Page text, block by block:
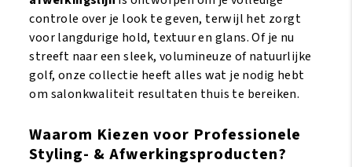
controle over je look te geven, terwijl het zorgt
voor langdurige hold, textuur en glans. Of je nu
streeft naar een sleek, volumineuze of natuurlijke
golf, onze collectie heeft alles wat je nodig hebt
om salonkwaliteit resultaten thuis te bereiken.
Waarom Kiezen voor Professionele
Styling- & Afwerkingsproducten?